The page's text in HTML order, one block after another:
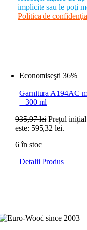
3 în stoc
Economiseşti 36%
Garnitura A194AC
– 300 ml
935,97lei Prețul
este: 595,32 lei.
6 în stoc
Detalii Produs
implicite sau le poţi
Politica de